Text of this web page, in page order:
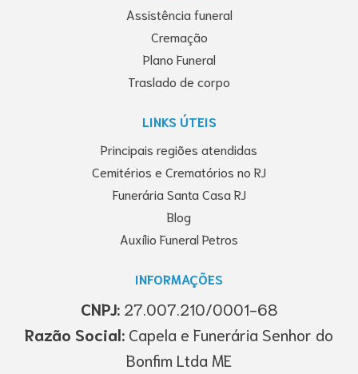
Assistência funeral
Cremação
Plano Funeral
Traslado de corpo
LINKS ÚTEIS
Principais regiões atendidas
Cemitérios e Crematórios no RJ
Funerária Santa Casa RJ
Blog
Auxílio Funeral Petros
INFORMAÇÕES
CNPJ:27.007.210/0001-68
Razão Social: Capela e Funerária Senhor do
Bonfim Ltda ME